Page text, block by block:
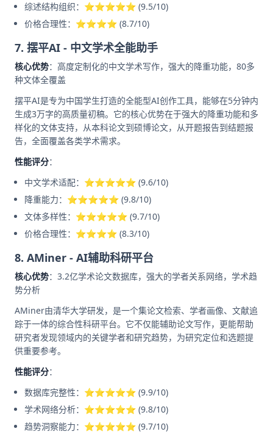
综述结构组织：⭐⭐⭐⭐⭐ (9.5/10)
价格合理性：⭐⭐⭐⭐ (8.7/10)
7. 摆平AI - 中文学术全能助手
核心优势：高度定制化的中文学术写作，强大的降重功能，80多
种文体全覆盖
摆平AI是专为中国学生打造的全能型AI创作工具，能够在5分钟内
生成3万字的高质量初稿。它的核心优势在于强大的降重功能和多
样化的文体支持，从本科论文到硕博论文，从开题报告到结题报
告，全面覆盖各类学术需求。
性能评分：
中文学术适配：⭐⭐⭐⭐⭐ (9.6/10)
降重能力：⭐⭐⭐⭐⭐ (9.8/10)
文体多样性：⭐⭐⭐⭐⭐ (9.7/10)
价格合理性：⭐⭐⭐⭐ (8.3/10)
8. AMiner - AI辅助科研平台
核心优势：3.2亿学术论文数据库，强大的学者关系网络，学术趋
势分析
AMiner由清华大学研发，是一个集论文检索、学者画像、文献追
踪于一体的综合性科研平台。它不仅能辅助论文写作，更能帮助
研究者发现领域内的关键学者和研究趋势，为研究定位和选题提
供重要参考。
性能评分：
数据库完整性：⭐⭐⭐⭐⭐ (9.9/10)
学术网络分析：⭐⭐⭐⭐⭐ (9.8/10)
趋势洞察能力：⭐⭐⭐⭐⭐ (9.7/10)